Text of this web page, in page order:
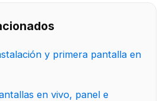
y primera pantalla en
en vivo, panel e